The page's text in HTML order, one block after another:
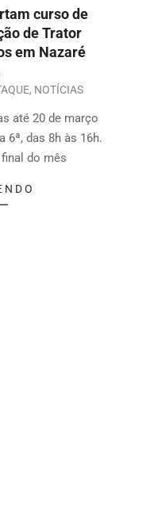
curso de
de Trator
em Nazaré
, NOTÍCIAS
até 20 de março
6ª, das 8h às 16h.
do mês